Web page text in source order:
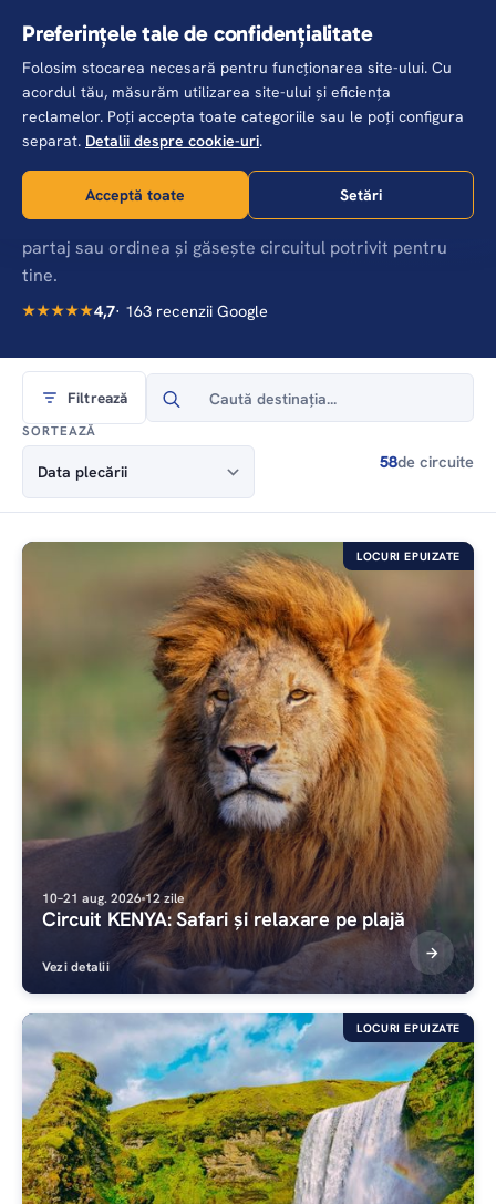
Preferințele tale de confidențialitate
Folosim stocarea necesară pentru funcționarea site-ului. Cu
acordul tău, măsurăm utilizarea site-ului și eficiența
reclamelor. Poți accepta toate categoriile sau le poți configura
separat. Detalii despre cookie-uri.
Acceptă toate Setări
Skip
main
content
Circuite
Circuite cu însoțitor de grup
Toate plecările noastre, dintr-o privire — din Islanda
până în Patagonia. Alege luna, destinația, opțiunea de
partaj sau ordinea și găsește circuitul potrivit pentru
tine.
★★★★★4,7· 163 recenzii Google
Filtrează
Search
for:
SORTEAZĂ
58de circuite
10–21 aug. 202612 zile
Circuit KENYA: Safari și relaxare pe plajă
Vezi detalii
LOCURI EPUIZATE
LOCURI EPUIZATE